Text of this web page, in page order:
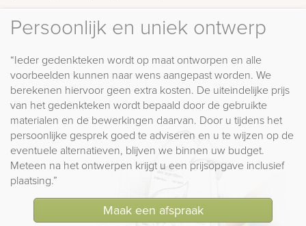
Persoonlijk en uniek ontwerp
“Ieder gedenkteken wordt op maat ontworpen en alle
voorbeelden kunnen naar wens aangepast worden. We
berekenen hiervoor geen extra kosten. De uiteindelijke prijs
van het gedenkteken wordt bepaald door de gebruikte
materialen en de bewerkingen daarvan. Door u tijdens het
persoonlijke gesprek goed te adviseren en u te wijzen op de
eventuele alternatieven, blijven we binnen uw budget.
Meteen na het ontwerpen krijgt u een prijsopgave inclusief
plaatsing.”
Maak een afspraak